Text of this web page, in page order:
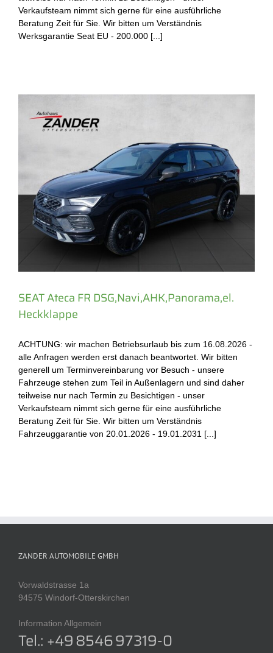
Verkaufsteam nimmt sich gerne für eine ausführliche
Beratung Zeit für Sie. Wir bitten um Verständnis
Werksgarantie Seat EU - 200.000 [...]
SEAT Ateca FR DSG,Navi,AHK,Panorama,el.
Heckklappe
ACHTUNG: wir machen Betriebsurlaub bis zum 16.08.2026 -
alle Anfragen werden erst danach beantwortet. Wir bitten
generell um Terminvereinbarung vor Besuch - unsere
Fahrzeuge stehen zum Teil in Außenlagern und sind daher
teilweise nur nach Termin zu Besichtigen - unser
Verkaufsteam nimmt sich gerne für eine ausführliche
Beratung Zeit für Sie. Wir bitten um Verständnis
Fahrzeuggarantie von 20.01.2026 - 19.01.2031 [...]
ZANDER AUTOMOBILE GMBH
Vorwaldstrasse 1a
94575 Windorf-Otterskirchen
Information Allgemein
Tel.: +49 8546 97319-0